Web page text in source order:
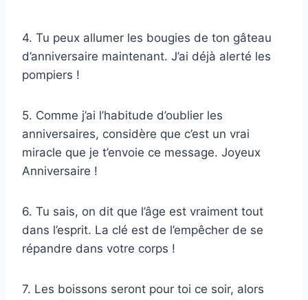
4. Tu peux allumer les bougies de ton gâteau
d’anniversaire maintenant. J’ai déjà alerté les
pompiers !
5. Comme j’ai l’habitude d’oublier les
anniversaires, considère que c’est un vrai
miracle que je t’envoie ce message. Joyeux
Anniversaire !
6. Tu sais, on dit que l’âge est vraiment tout
dans l’esprit. La clé est de l’empêcher de se
répandre dans votre corps !
7. Les boissons seront pour toi ce soir, alors